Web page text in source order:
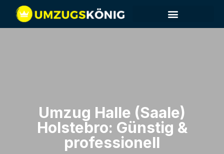
Umzug Halle (Saale)​
Holstebro: Günstig &
professionell​